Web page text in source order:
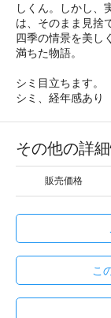
しくん。しかし、
は、そのまま見捨
四季の情景を美し
満ちた物語。
シミ目立ちます。
シミ、経年感あり
その他の詳
販売価格
こ